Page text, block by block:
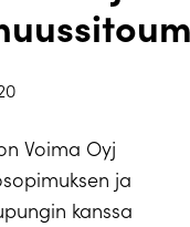
Voima Oyj
ja
kanssa